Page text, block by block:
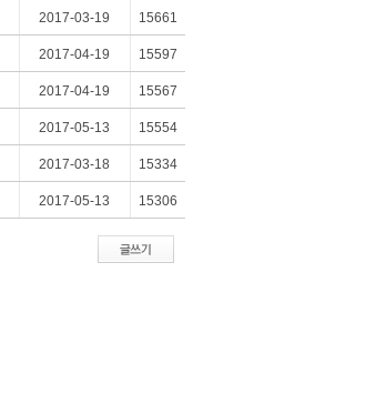
2017-03-19 15661
2017-04-19 15597
2017-04-19 15567
2017-05-13 15554
2017-03-18 15334
2017-05-13 15306